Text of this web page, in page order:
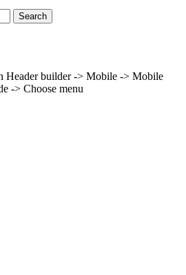
Search
Header builder -> Mobile -> Mobile
-> Choose menu